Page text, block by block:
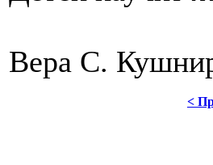
Вера С.
<